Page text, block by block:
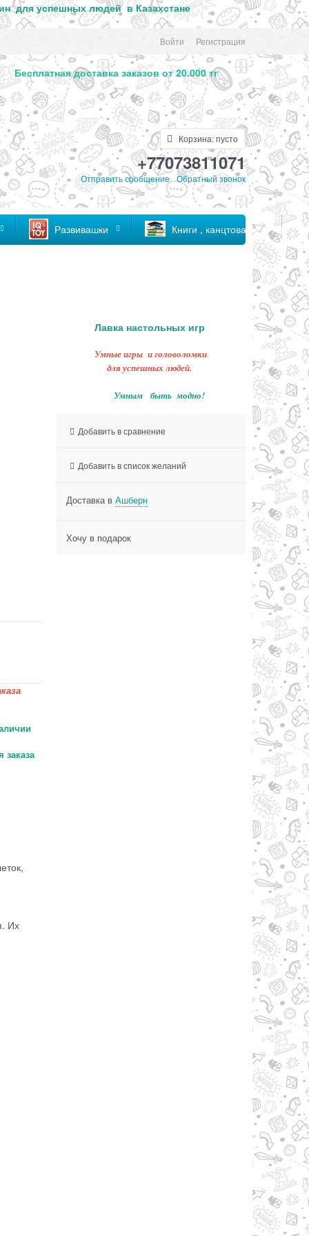
для успешных людей в Казахстане
Войти Регистрация
доставка заказов от 20.000 тг
Корзина:пусто
+77073811071
Отправить сообщение Обратный звонок
Развивашки Книги , канцтовары
Их
Лавка настольных игр
Умные игры и головоломки
для успешных людей.
Умным быть модно!
Добавить в сравнение
Добавить в список желаний
Доставка в Ашберн
Хочу в подарок